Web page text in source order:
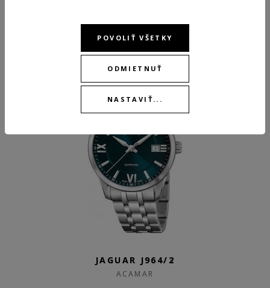
JAGUAR J964/3
ACAMAR
JAGUAR J964/2
ACAMAR
POVOLIŤ VŠETKY
ODMIETNUŤ
NASTAVIŤ...